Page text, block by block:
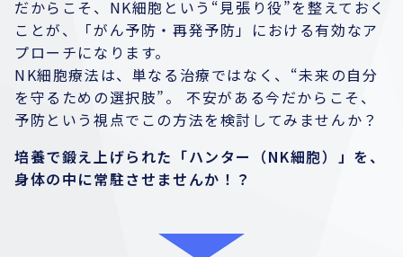
だからこそ、NK細胞という“見張り役”を整えておく
ことが、「がん予防・再発予防」における有効なア
プローチになります。
NK細胞療法は、単なる治療ではなく、“未来の自分
を守るための選択肢”。 不安がある今だからこそ、
予防という視点でこの方法を検討してみませんか？
培養で鍛え上げられた「ハンター（NK細胞）」を、
身体の中に常駐させませんか！？